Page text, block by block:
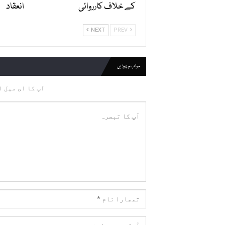
کے خلاف کارروائی
انعقاد
NEXT
جواب چھوڑیں
آپ کا ای میل